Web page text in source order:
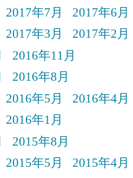
2017年7月
2017年6月
2017年3月
2017年2月
2016年11月
2016年8月
2016年5月
2016年4月
2016年1月
2015年8月
2015年5月
2015年4月